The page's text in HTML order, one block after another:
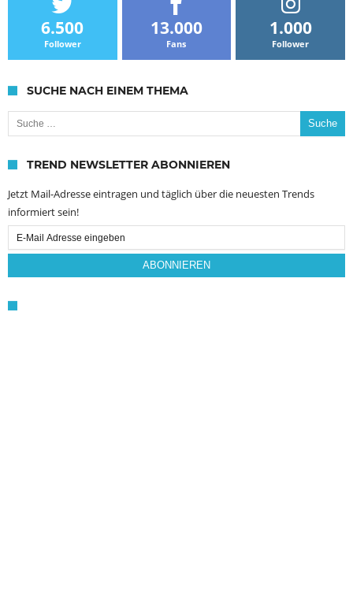
6.500
Follower
13.000
Fans
1.000
Follower
SUCHE NACH EINEM THEMA
Suche nach:
TREND NEWSLETTER ABONNIEREN
Jetzt Mail-Adresse eintragen und täglich über die neuesten Trends
informiert sein!
Email
Subscription
ABONNIEREN